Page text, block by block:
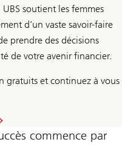
soutient les femmes
d’un vaste savoir-faire
prendre des décisions
de votre avenir financier.
gratuits et continuez à vous
commence par